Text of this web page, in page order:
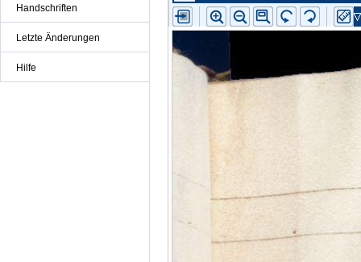
Handschriften
Letzte Änderungen
Hilfe